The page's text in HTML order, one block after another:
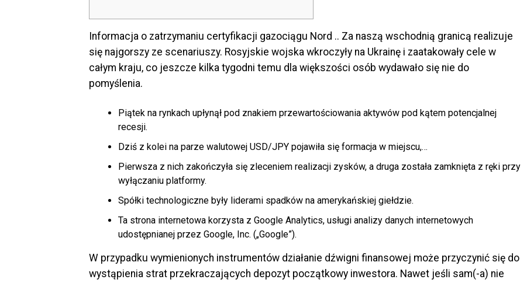
Informacja o zatrzymaniu certyfikacji gazociągu Nord .. Za naszą wschodnią granicą realizuje
się najgorszy ze scenariuszy. Rosyjskie wojska wkroczyły na Ukrainę i zaatakowały cele w
całym kraju, co jeszcze kilka tygodni temu dla większości osób wydawało się nie do
pomyślenia.
Piątek na rynkach upłynął pod znakiem przewartościowania aktywów pod kątem potencjalnej
recesji.
Dziś z kolei na parze walutowej USD/JPY pojawiła się formacja w miejscu,…
Pierwsza z nich zakończyła się zleceniem realizacji zysków, a druga została zamknięta z ręki przy
wyłączaniu platformy.
Spółki technologiczne były liderami spadków na amerykańskiej giełdzie.
Ta strona internetowa korzysta z Google Analytics, usługi analizy danych internetowych
udostępnianej przez Google, Inc. („Google”).
W przypadku wymienionych instrumentów działanie dźwigni finansowej może przyczynić się do
wystąpienia strat przekraczających depozyt początkowy inwestora. Nawet jeśli sam(-a) nie